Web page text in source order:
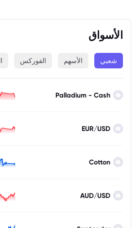
الأسواق
شعبي الأسهم الفوركس
Palladium - Cash
EUR/USD
Cotton
AUD/USD